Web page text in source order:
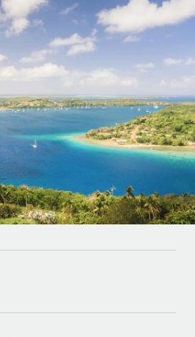
partout dans le monde
complexes liées à l’emploi
de travail en toute simplicité
intégrées pour votre équipe
outil d’IA à Remote grâce à
par rapport aux autres
internationales pour les RH et la
pleine croissance
avec des solutions RH sur
pour les grandes entreprises
des freelances
disponibles et les vitesses de